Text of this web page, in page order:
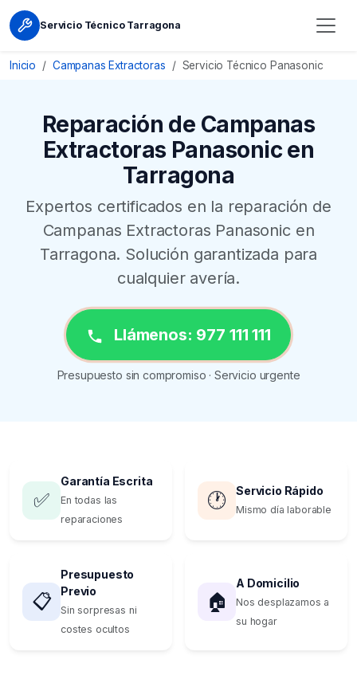
Servicio Técnico Tarragona
Inicio Campanas Extractoras Servicio Técnico Panasonic
Reparación de Campanas
Extractoras Panasonic en
Tarragona
Expertos certificados en la reparación de
Campanas Extractoras Panasonic en
Tarragona. Solución garantizada para
cualquier avería.
Llámenos: 977 111 111
Presupuesto sin compromiso · Servicio urgente
✅
Garantía Escrita
En todas las
reparaciones
🕐 Servicio Rápido
Mismo día laborable
📋
Presupuesto
Previo
Sin sorpresas ni
costes ocultos
🏠
A Domicilio
Nos desplazamos a
su hogar